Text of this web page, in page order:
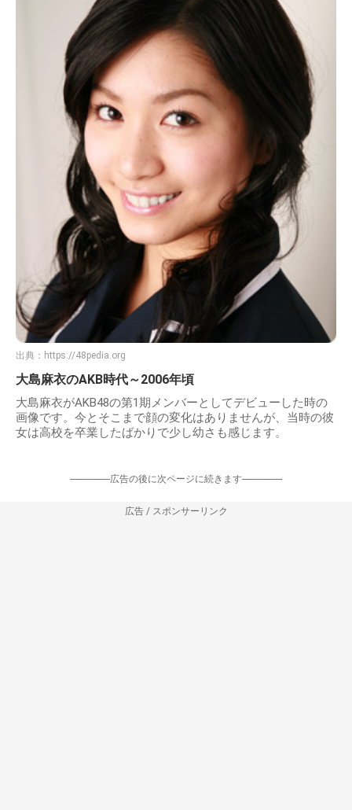
出典： https://48pedia.org
大島麻衣のAKB時代～2006年頃
大島麻衣がAKB48の第1期メンバーとしてデビューした時の
画像です。今とそこまで顔の変化はありませんが、当時の彼
女は高校を卒業したばかりで少し幼さも感じます。
-----------------広告の後に次ページに続きます-----------------
広告 / スポンサーリンク